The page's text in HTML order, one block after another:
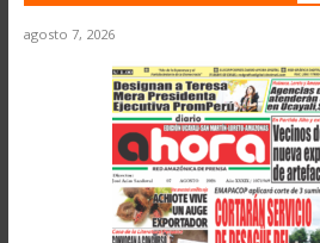
agosto 7, 2026